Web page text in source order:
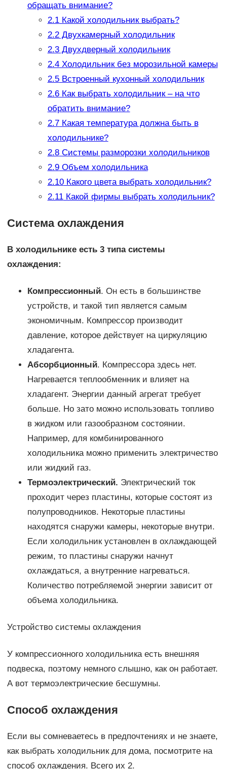
обращать внимание?
2.1Какой холодильник выбрать?
2.2Двухкамерный холодильник
2.3Двухдверный холодильник
2.4Холодильник без морозильной камеры
2.5Встроенный кухонный холодильник
2.6Как выбрать холодильник – на что
обратить внимание?
2.7Какая температура должна быть в
холодильнике?
2.8Системы разморозки холодильников
2.9Объем холодильника
2.10Какого цвета выбрать холодильник?
2.11Какой фирмы выбрать холодильник?
Система охлаждения
В холодильнике есть 3 типа системы
охлаждения:
Компрессионный. Он есть в большинстве
устройств, и такой тип является самым
экономичным. Компрессор производит
давление, которое действует на циркуляцию
хладагента.
Абсорбционный. Компрессора здесь нет.
Нагревается теплообменник и влияет на
хладагент. Энергии данный агрегат требует
больше. Но зато можно использовать топливо
в жидком или газообразном состоянии.
Например, для комбинированного
холодильника можно применить электричество
или жидкий газ.
Термоэлектрический. Электрический ток
проходит через пластины, которые состоят из
полупроводников. Некоторые пластины
находятся снаружи камеры, некоторые внутри.
Если холодильник установлен в охлаждающей
режим, то пластины снаружи начнут
охлаждаться, а внутренние нагреваться.
Количество потребляемой энергии зависит от
объема холодильника.
Устройство системы охлаждения
У компрессионного холодильника есть внешняя
подвеска, поэтому немного слышно, как он работает.
А вот термоэлектрические бесшумны.
Способ охлаждения
Если вы сомневаетесь в предпочтениях и не знаете,
как выбрать холодильник для дома, посмотрите на
способ охлаждения. Всего их 2.